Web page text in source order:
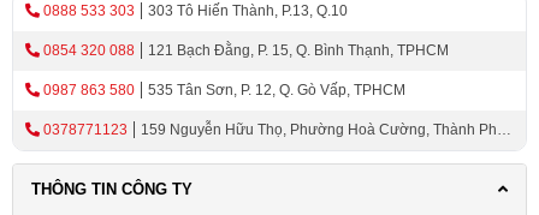
APP
Kassler KL-878F APP mang đến sự linh hoạt tối đa với 6
cách mở khóa: nhận diện khuôn mặt 3D, vân tay, mã số,
thẻ từ, chìa khóa cơ và ứng dụng điện thoại. Bạn có thể
lựa chọn phương thức phù hợp nhất với thói quen và sở
thích của mình, đồng thời dễ dàng cấp quyền truy cập
0888 533 303 303 Tô Hiến Thành, P.13, Q.10
0854 320 088 121 Bạch Đằng, P. 15, Q. Bình Thạnh, TPHCM
0987 863 580 535 Tân Sơn, P. 12, Q. Gò Vấp, TPHCM
0378771123
159 Nguyễn Hữu Thọ, Phường Hoà Cường, Thành Phố
THÔNG TIN CÔNG TY